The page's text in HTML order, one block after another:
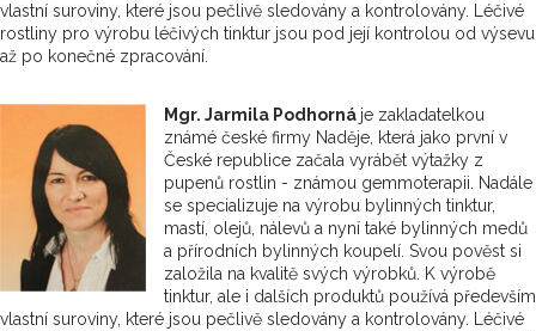
vlastní suroviny, které jsou pečlivě sledovány a kontrolovány. Léčivé
rostliny pro výrobu léčivých tinktur jsou pod její kontrolou od výsevu
až po konečné zpracování.
Mgr. Jarmila Podhorná je zakladatelkou
známé české firmy Naděje, která jako první v
České republice začala vyrábět výtažky z
pupenů rostlin - známou gemmoterapii. Nadále
se specializuje na výrobu bylinných tinktur,
mastí, olejů, nálevů a nyní také bylinných medů
a přírodních bylinných koupelí. Svou pověst si
založila na kvalitě svých výrobků. K výrobě
tinktur, ale i dalších produktů používá především
vlastní suroviny, které jsou pečlivě sledovány a kontrolovány. Léčivé